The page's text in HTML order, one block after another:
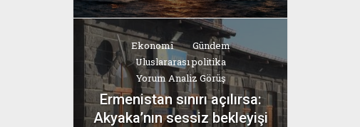
Ekonomi
Gündem
Uluslararası politika
Yorum Analiz Görüş
Ermenistan sınırı açılırsa:
Akyaka’nın sessiz bekleyişi